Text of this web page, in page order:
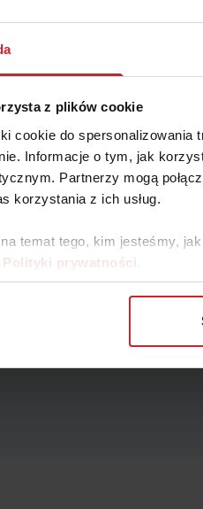
z plików cookie
cookie do spersonalizowania
Informacje o tym, jak
Partnerzy mogą
korzystania z ich usług.
temat tego, kim jesteśmy,
Polityki prywatności
skalkulujesz i
18